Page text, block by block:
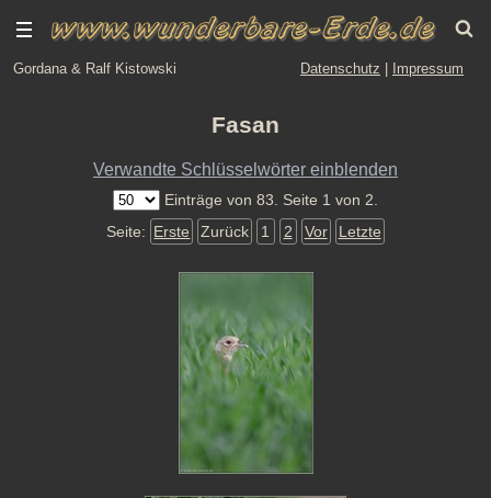
Gordana & Ralf Kistowski Datenschutz Impressum
Fasan
Verwandte Schlüsselwörter einblenden
Einträge von 83. Seite 1 von 2.
Seite: Erste Zurück 1 2 Vor Letzte